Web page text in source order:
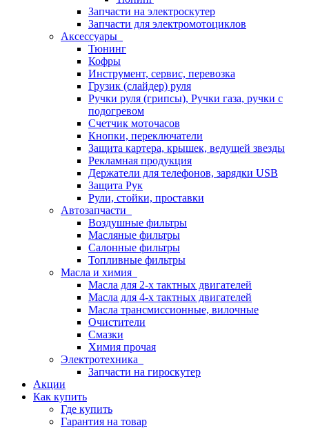
Запчасти на электроскутер
Запчасти для электромотоциклов
Аксессуары
Тюнинг
Кофры
Инструмент, сервис, перевозка
Грузик (слайдер) руля
Ручки руля (грипсы), Ручки газа, ручки с
подогревом
Счетчик моточасов
Кнопки, переключатели
Защита картера, крышек, ведущей звезды
Рекламная продукция
Держатели для телефонов, зарядки USB
Защита Рук
Рули, стойки, проставки
Автозапчасти
Воздушные фильтры
Масляные фильтры
Салонные фильтры
Топливные фильтры
Масла и химия
Масла для 2-х тактных двигателей
Масла для 4-х тактных двигателей
Масла трансмиссионные, вилочные
Очистители
Смазки
Химия прочая
Электротехника
Запчасти на гироскутер
Акции
Как купить
Где купить
Гарантия на товар